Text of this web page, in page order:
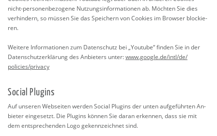
nicht-per­so­nen­be­zo­ge­ne Nut­zungs­in­for­ma­tio­nen ab. Möch­ten Sie dies
ver­hin­dern, so müs­sen Sie das Spei­chern von Coo­kies im Brow­ser blo­ckie­
ren.
Wei­te­re In­for­ma­tio­nen zum Da­ten­schutz bei „You­tube“ fin­den Sie in der
Da­ten­schut­z­er­klä­rung des An­bie­ters unter:www.​google.​de/​intl/​de/​
policies/​privacy
So­ci­al Plugins
Auf un­se­ren Web­sei­ten wer­den So­ci­al Plugins der unten auf­ge­führ­ten An­
bie­ter ein­ge­setzt. Die Plugins kön­nen Sie daran er­ken­nen, dass sie mit
dem ent­spre­chen­den Logo ge­kenn­zeich­net sind.